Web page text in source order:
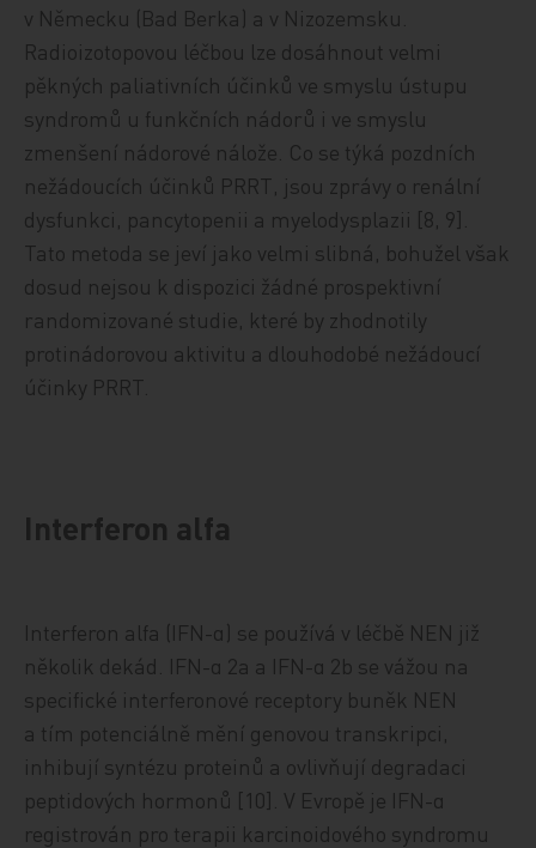
v Německu (Bad Berka) a v Nizozemsku.
Radioizotopovou léčbou lze dosáhnout velmi
pěkných paliativních účinků ve smyslu ústupu
syndromů u funkčních nádorů i ve smyslu
zmenšení nádorové nálože. Co se týká pozdních
nežádoucích účinků PRRT, jsou zprávy o renální
dysfunkci, pancytopenii a myelodysplazii [8, 9].
Tato metoda se jeví jako velmi slibná, bohužel však
dosud nejsou k dispozici žádné prospektivní
randomizované studie, které by zhodnotily
protinádorovou aktivitu a dlouhodobé nežádoucí
účinky PRRT.
Interferon alfa
Interferon alfa (IFN-α) se používá v léčbě NEN již
několik dekád. IFN-α 2a a IFN-α 2b se vážou na
specifické interferonové receptory buněk NEN
a tím potenciálně mění genovou transkripci,
inhibují syntézu proteinů a ovlivňují degradaci
peptidových hormonů [10]. V Evropě je IFN-α
registrován pro terapii karcinoidového syndromu